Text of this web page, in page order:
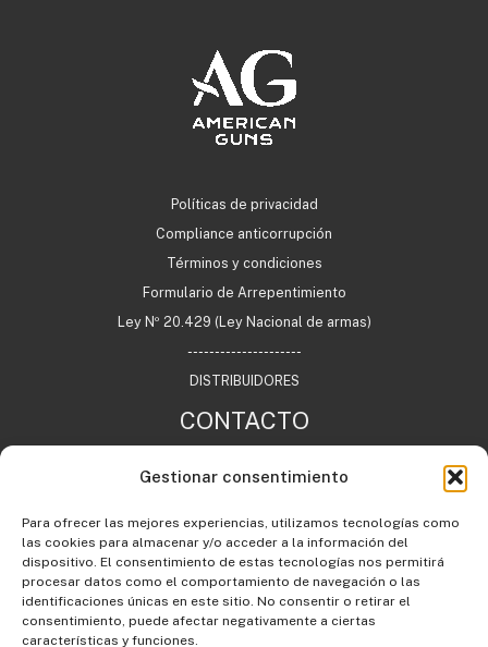
Gestionar consentimiento
Para ofrecer las mejores experiencias, utilizamos tecnologías como
las cookies para almacenar y/o acceder a la información del
dispositivo. El consentimiento de estas tecnologías nos permitirá
procesar datos como el comportamiento de navegación o las
identificaciones únicas en este sitio. No consentir o retirar el
consentimiento, puede afectar negativamente a ciertas
características y funciones.
Políticas de privacidad
Compliance anticorrupción
Términos y condiciones
Formulario de Arrepentimiento
Ley Nº 20.429 (Ley Nacional de armas)
---------------------
DISTRIBUIDORES
CONTACTO
info@agargentina.com
Argentina